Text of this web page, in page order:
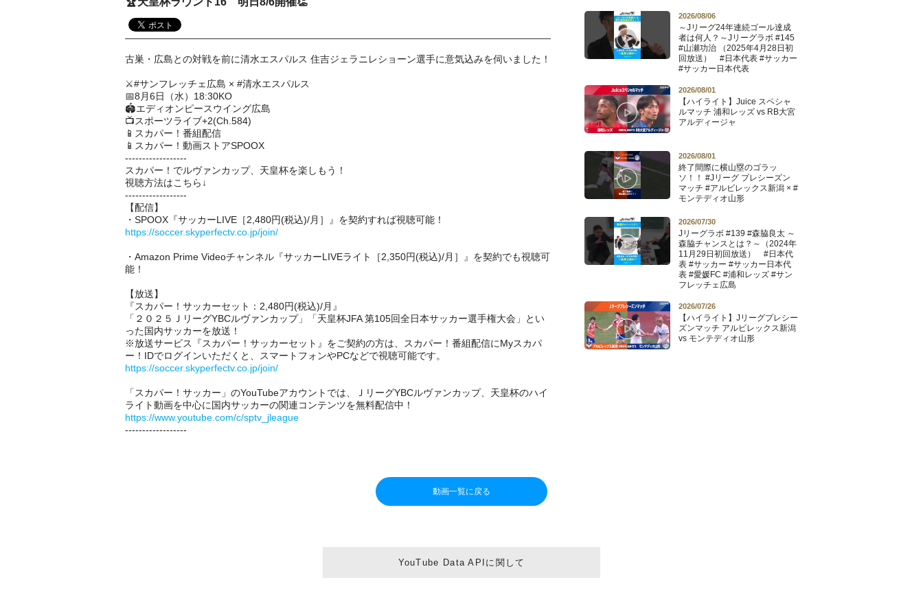
古巣・広島との対戦を前に清水エスパルス 住吉ジェラニレショーン選手に意気込みを伺いました！
⚔#サンフレッチェ広島 × #清水エスパルス
📅8月6日（水）18:30KO
🏟️エディオンピースウイング広島
📺スポーツライブ+2(Ch.584)
📱スカパー！番組配信
📱スカパー！動画ストアSPOOX
------------------
スカパー！でルヴァンカップ、天皇杯を楽しもう！
視聴方法はこちら↓
------------------
【配信】
・SPOOX『サッカーLIVE［2,480円(税込)/月］』を契約すれば視聴可能！
https://soccer.skyperfectv.co.jp/join/
・Amazon Prime Videoチャンネル『サッカーLIVEライト［2,350円(税込)/月］』を契約でも視聴可
能！
【放送】
『スカパー！サッカーセット：2,480円(税込)/月』
「２０２５ＪリーグYBCルヴァンカップ」「天皇杯JFA 第105回全日本サッカー選手権大会」とい
った国内サッカーを放送！
※放送サービス『スカパー！サッカーセット』をご契約の方は、スカパー！番組配信にMyスカパ
ー！IDでログインいただくと、スマートフォンやPCなどで視聴可能です。
https://soccer.skyperfectv.co.jp/join/
「スカパー！サッカー」のYouTubeアカウントでは、ＪリーグYBCルヴァンカップ、天皇杯のハイ
ライト動画を中心に国内サッカーの関連コンテンツを無料配信中！
https://www.youtube.com/c/sptv_jleague
------------------
2026/08/06
～Jリーグ24年連続ゴール達成
者は何人？～Jリーグラボ #145
#山瀬功治 （2025年4月28日初
回放送） #日本代表 #サッカー
#サッカー日本代表
2026/08/01
【ハイライト】Juice スペシャ
ルマッチ 浦和レッズ vs RB大宮
アルディージャ
2026/08/01
終了間際に横山塁のゴラッ
ソ！！ #Jリーグ プレシーズン
マッチ #アルビレックス新潟 × #
モンテディオ山形
2026/07/30
Jリーグラボ #139 #森脇良太 ～
森脇チャンスとは？～（2024年
11月29日初回放送） #日本代
表 #サッカー #サッカー日本代
表 #愛媛FC #浦和レッズ #サン
フレッチェ広島
2026/07/26
【ハイライト】Jリーグプレシー
ズンマッチ アルビレックス新潟
vs モンテディオ山形
動画一覧に戻る
YouTube Data APIに関して